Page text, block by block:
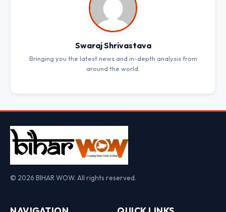
Swaraj Shrivastava
Bringing you the latest news and in-depth analysis from
around the world.
© 2026 BIHAR WOW. All rights reserved.